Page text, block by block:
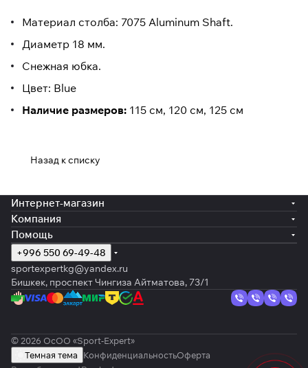
Материал столба: 7075 Aluminum Shaft.
Диаметр 18 мм.
Снежная юбка.
Цвет: Blue
Наличие размеров: 115 см, 120 см, 125 см
Назад к списку
Интернет-магазин
Компания
Помощь
+996 550 69-49-48
sportexpertkg@yandex.ru
Бишкек, проспект Чингиза Айтматова, 73/1
© 2026 ОсОО «Sport-Expert»
Темная тема
КонфиденциальностьОферта